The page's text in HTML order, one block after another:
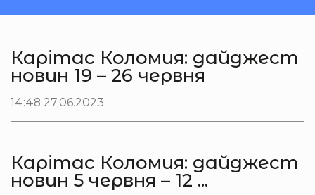
Карітас Коломия: дайджест
новин 19 – 26 червня
14:48 27.06.2023
Карітас Коломия: дайджест
новин 5 червня – 12 ...